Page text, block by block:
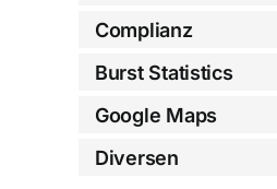
Complianz
Burst Statistics
Google Maps
Diversen